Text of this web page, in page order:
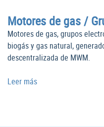
Motores de gas /
Motores de gas, grupos
biogás y gas natural,
descentralizada de MWM.
Leer más